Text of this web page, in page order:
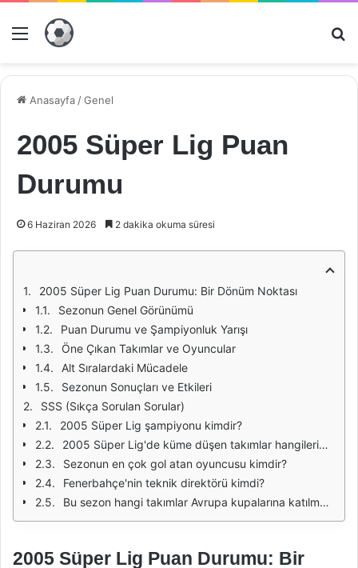
Menü
Anasayfa /Genel
2005 Süper Lig Puan
Durumu
6 Haziran 2026 2 dakika okuma süresi
2005 Süper Lig Puan Durumu: Bir Dönüm Noktası
Sezonun Genel Görünümü
Puan Durumu ve Şampiyonluk Yarışı
Öne Çıkan Takımlar ve Oyuncular
Alt Sıralardaki Mücadele
Sezonun Sonuçları ve Etkileri
SSS (Sıkça Sorulan Sorular)
2005 Süper Lig şampiyonu kimdir?
2005 Süper Lig'de küme düşen takımlar hangileridir?
Sezonun en çok gol atan oyuncusu kimdir?
Fenerbahçe'nin teknik direktörü kimdi?
Bu sezon hangi takımlar Avrupa kupalarına katılma hakkı elde etti?
2005 Süper Lig Puan Durumu: Bir